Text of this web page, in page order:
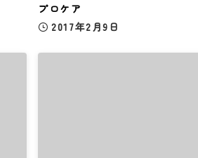
プロケア
2017年2月9日